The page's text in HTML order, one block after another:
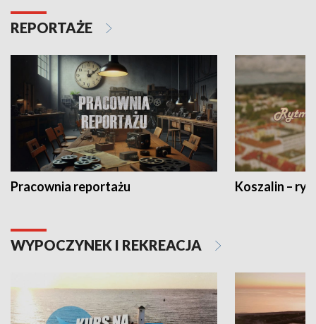
REPORTAŻE
Pracownia reportażu Koszalin –
WYPOCZYNEK I REKREACJA